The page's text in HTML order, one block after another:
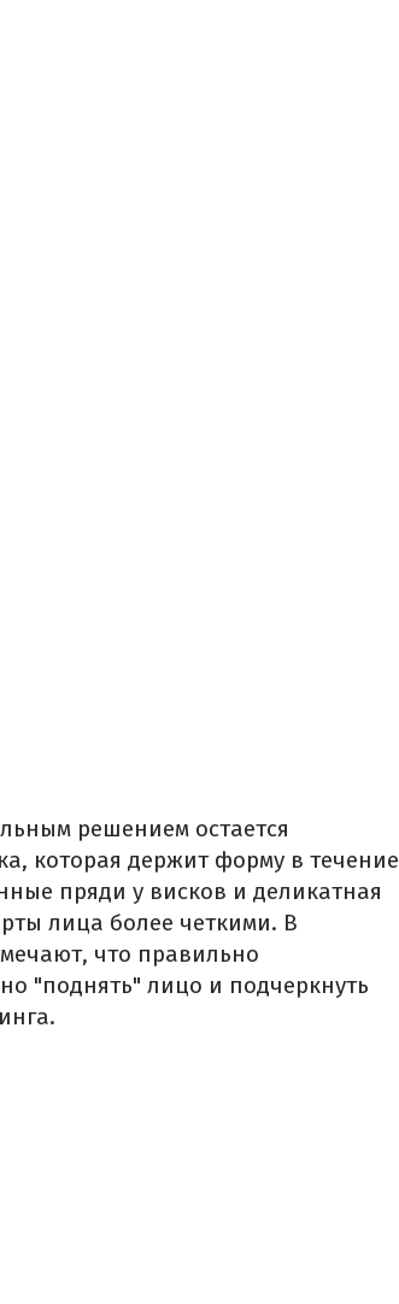
решением остается
которая держит форму в течение
пряди у висков и деликатная
лица более четкими. В
что правильно
"поднять" лицо и подчеркнуть